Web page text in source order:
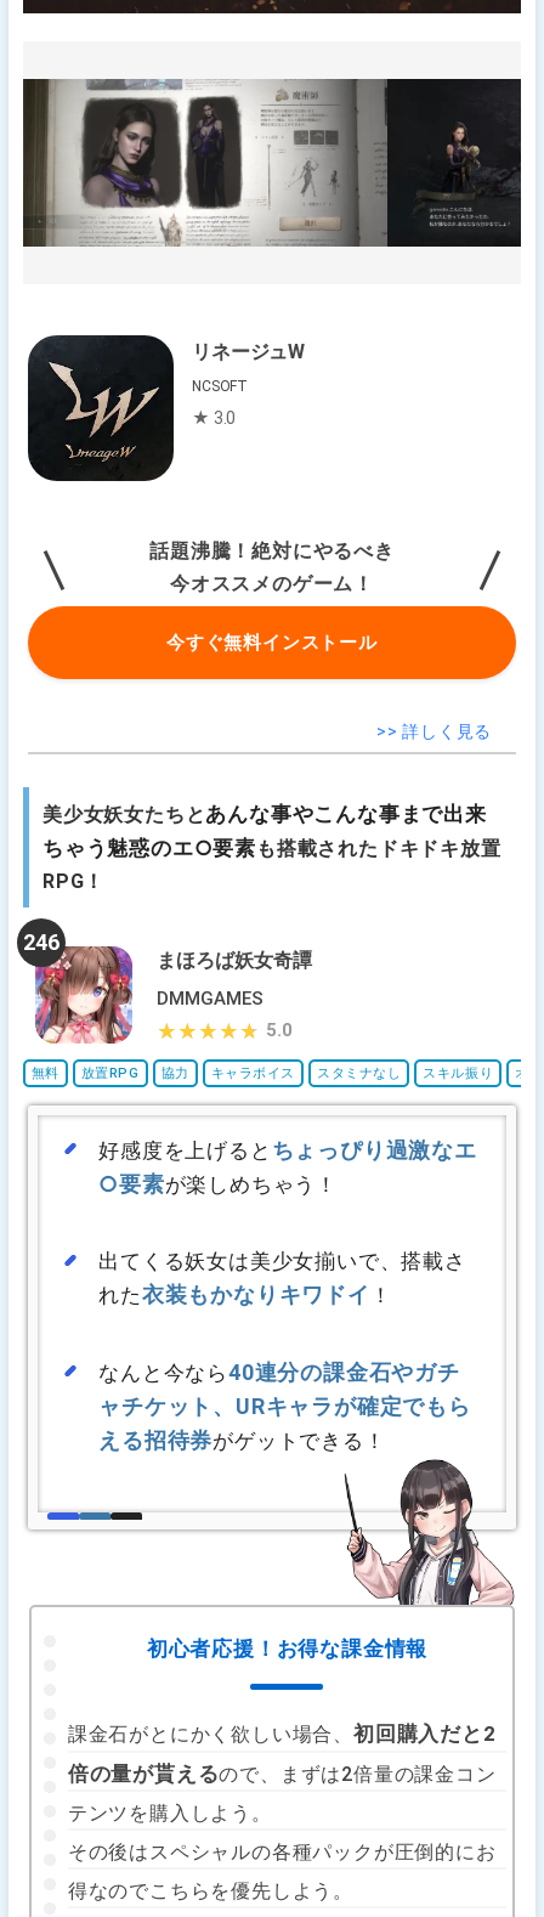
リネージュW
NCSOFT
★ 3.0
話題沸騰！絶対にやるべき
今オススメのゲーム！
今すぐ無料インストール
>> 詳しく見る
美少女妖女たちとあんな事やこんな事まで出来
ちゃう魅惑のエ○要素 も搭載されたドキドキ放置
RPG！
まほろば妖女奇譚
246
DMMGAMES
無料 放置RPG 協力 キャラボイス スタミナなし スキル振り オ
5.0
★★★★★
★★★★★
好感度を上げると ちょっぴり過激なエ
○要素が楽しめちゃう！
出てくる妖女は美少女揃いで、搭載さ
れた衣装もかなりキワドイ ！
なんと今なら40連分の課金石やガチ
ャチケット、URキャラが確定でもら
える招待券がゲットできる！
初心者応援！お得な課金情報
課金石がとにかく欲しい場合、初回購入だと2
倍の量が貰えるので、まずは2倍量の課金コン
テンツを購入しよう。
その後はスペシャルの各種パックが圧倒的にお
得なのでこちらを優先しよう。